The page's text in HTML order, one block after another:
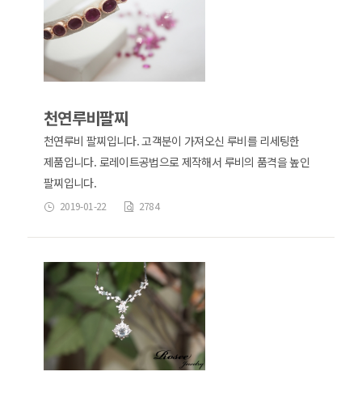
천연루비팔찌
천연루비 팔찌입니다. 고객분이 가져오신 루비를 리세팅한
제품입니다. 로레이트공법으로 제작해서 루비의 품격을 높인
팔찌입니다.
2019-01-22 2784